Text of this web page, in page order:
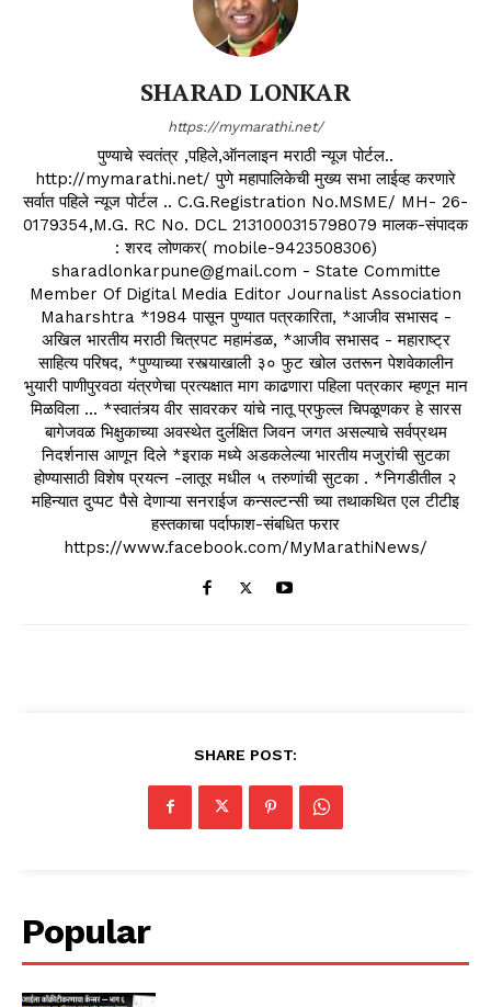
SHARAD LONKAR
https://mymarathi.net/
पुण्याचे स्वतंत्र ,पहिले,ऑनलाइन मराठी न्यूज पोर्टल..
http://mymarathi.net/ पुणे महापालिकेची मुख्य सभा लाईव्ह करणारे
सर्वात पहिले न्यूज पोर्टल .. C.G.Registration No.MSME/ MH- 26-
0179354,M.G. RC No. DCL 2131000315798079 मालक-संपादक
: शरद लोणकर( mobile-9423508306)
sharadlonkarpune@gmail.com - State Committe
Member Of Digital Media Editor Journalist Association
Maharshtra *1984 पासून पुण्यात पत्रकारिता, *आजीव सभासद -
अखिल भारतीय मराठी चित्रपट महामंडळ, *आजीव सभासद - महाराष्ट्र
साहित्य परिषद, *पुण्याच्या रस्त्याखाली ३० फुट खोल उतरून पेशवेकालीन
भुयारी पाणीपुरवठा यंत्रणेचा प्रत्यक्षात माग काढणारा पहिला पत्रकार म्हणून मान
मिळविला ... *स्वातंत्र्य वीर सावरकर यांचे नातू प्रफुल्ल चिपळूणकर हे सारस
बागेजवळ भिक्षुकाच्या अवस्थेत दुर्लक्षित जिवन जगत असल्याचे सर्वप्रथम
निदर्शनास आणून दिले *इराक मध्ये अडकलेल्या भारतीय मजुरांची सुटका
होण्यासाठी विशेष प्रयत्न -लातूर मधील ५ तरुणांची सुटका . *निगडीतील २
महिन्यात दुप्पट पैसे देणाऱ्या सनराईज कन्सल्टन्सी च्या तथाकथित एल टीटीइ
हस्तकाचा पर्दाफाश-संबधित फरार
https://www.facebook.com/MyMarathiNews/
SHARE POST:
Popular